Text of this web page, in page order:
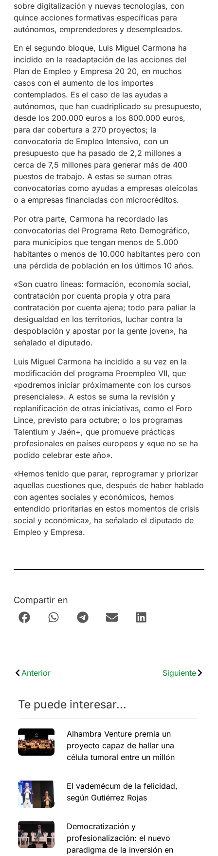
sobre digitalización y nuevas tecnologías, con
quince acciones formativas específicas para
autónomos, emprendedores y desempleados.
En el segundo bloque, Luis Miguel Carmona ha
incidido en la readaptación de las acciones del
Plan de Empleo y Empresa 20 20, en muchos
casos con el aumento de los importes
contemplados. Es el caso de las ayudas a
autónomos, que han cuadriplicado su presupuesto,
desde los 200.000 euros a los 800.000 euros,
para dar cobertura a 270 proyectos; la
convocatoria de Empleo Intensivo, con un
presupuesto que ha pasado de 2,2 millones a
cerca de 7,5 millones para generar más de 400
puestos de trabajo. A estas se suman otras
convocatorias como ayudas a empresas oleícolas
o a empresas financiadas con microcréditos.
Por otra parte, Carmona ha recordado las
convocatorias del Programa Reto Demográfico,
para municipios que tengan menos de 5.000
habitantes o menos de 10.000 habitantes pero con
una pérdida de población en los últimos 10 años.
«Son cuatro líneas: formación, economía social,
contratación por cuenta propia y otra para
contratación por cuenta ajena; todo para paliar la
desigualdad en los territorios, luchar contra la
despoblación y apostar por la gente joven», ha
señalado el diputado.
Luis Miguel Carmona ha incidido a su vez en la
modificación del programa Proempleo VII, que
«podremos iniciar próximamente con los cursos
presenciales». A estos se suma la revisión y
replanificación de otras iniciativas, como el Foro
Lince, previsto para octubre; o los programas
Talentium y Jaén+, que promueve prácticas
profesionales en países europeos y «que no se ha
podido celebrar este año».
«Hemos tenido que parar, reprogramar y priorizar
aquellas cuestiones que, después de haber hablado
con agentes sociales y económicos, hemos
entendido prioritarias en estos momentos de crisis
social y económica», ha señalado el diputado de
Empleo y Empresa.
Compartir en
Anterior Siguiente
Te puede interesar...
Alhambra Venture premia un
proyecto capaz de hallar una
célula tumoral entre un millón
El vademécum de la felicidad,
según Gutiérrez Rojas
Democratización y
profesionalización: el nuevo
paradigma de la inversión en